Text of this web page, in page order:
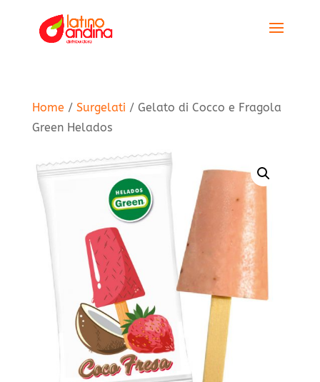
Home / Surgelati / Gelato di Cocco e Fragola
Green Helados